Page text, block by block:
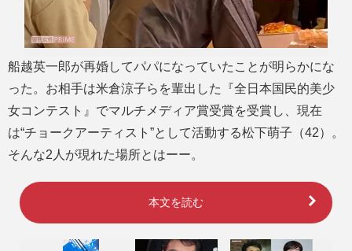
船越英一郎が再婚してパパになっていたことが明らかにな
った。お相手は米倉涼子らを輩出した『全日本国民的美少
女コンテスト』でマルチメディア賞受賞を受賞し、現在
は“チョークアーティスト”として活動する松下萌子（42）。
そんな2人が現れた場所とはーー。
本文を読む